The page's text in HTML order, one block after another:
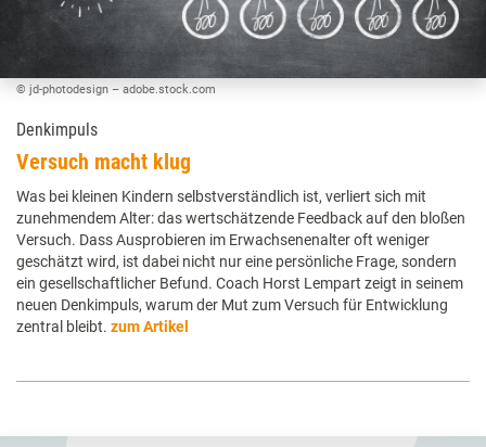
© jd-photodesign – adobe.stock.com
Denkimpuls
Versuch macht klug
Was bei kleinen Kindern selbstverständlich ist, verliert sich mit
zunehmendem Alter: das wertschätzende Feedback auf den bloßen
Versuch. Dass Ausprobieren im Erwachsenenalter oft weniger
geschätzt wird, ist dabei nicht nur eine persönliche Frage, sondern
ein gesellschaftlicher Befund. Coach Horst Lempart zeigt in seinem
neuen Denkimpuls, warum der Mut zum Versuch für Entwicklung
zentral bleibt. zum Artikel